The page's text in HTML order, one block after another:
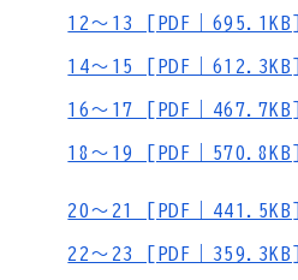
12～13 [PDF｜695.1KB]
14～15 [PDF｜612.3KB]
16～17 [PDF｜467.7KB]
18～19 [PDF｜570.8KB]
20～21 [PDF｜441.5KB]
22～23 [PDF｜359.3KB]